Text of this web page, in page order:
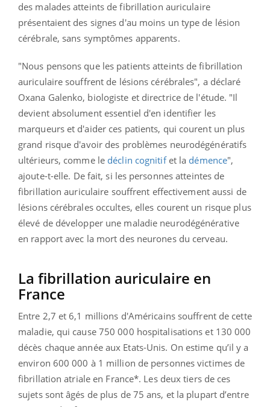
des malades atteints de fibrillation auriculaire
présentaient des signes d'au moins un type de lésion
cérébrale, sans symptômes apparents.
"Nous pensons que les patients atteints de fibrillation
auriculaire souffrent de lésions cérébrales", a déclaré
Oxana Galenko, biologiste et directrice de l'étude. "Il
devient absolument essentiel d'en identifier les
marqueurs et d'aider ces patients, qui courent un plus
grand risque d'avoir des problèmes neurodégénératifs
ultérieurs, comme le déclin cognitifet la démence",
ajoute-t-elle. De fait, si les personnes atteintes de
fibrillation auriculaire souffrent effectivement aussi de
lésions cérébrales occultes, elles courent un risque plus
élevé de développer une maladie neurodégénérative
en rapport avec la mort des neurones du cerveau.
La fibrillation auriculaire en
France
Entre 2,7 et 6,1 millions d'Américains souffrent de cette
maladie, qui cause 750 000 hospitalisations et 130 000
décès chaque année aux Etats-Unis. On estime qu’il y a
environ 600 000 à 1 million de personnes victimes de
fibrillation atriale en France*. Les deux tiers de ces
sujets sont âgés de plus de 75 ans, et la plupart d’entre